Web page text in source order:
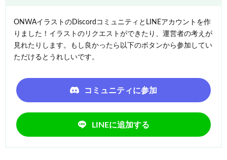
ONWAイラストのDiscordコミュニティとLINEアカウントを作
りました！イラストのリクエストができたり、運営者の考えが
見れたりします。もし良かったら以下のボタンから参加してい
ただけるとうれしいです。
コミュニティに参加
LINEに追加する